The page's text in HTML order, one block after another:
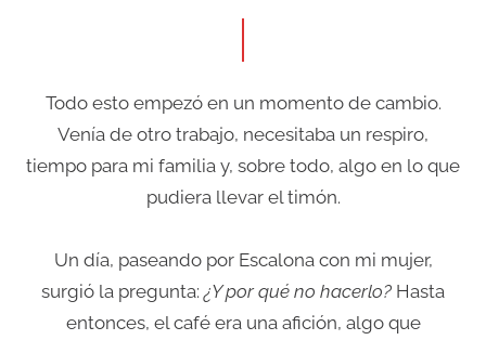
Todo esto empezó en un momento de cambio.
Venía de otro trabajo, necesitaba un respiro,
tiempo para mi familia y, sobre todo, algo en lo que
pudiera llevar el timón.
Un día, paseando por Escalona con mi mujer,
surgió la pregunta:¿Y por qué no hacerlo? Hasta
entonces, el café era una afición, algo que